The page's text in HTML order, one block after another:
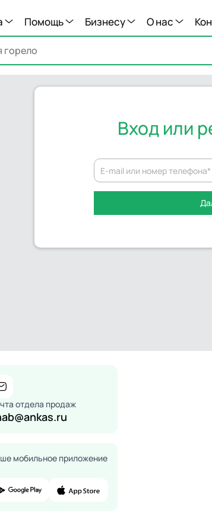
Помощь Бизнесу О нас
Вход или
отдела продаж
мобильное приложение